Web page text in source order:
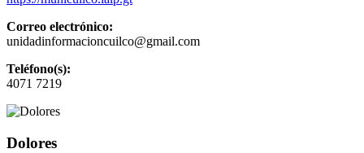
Correo electrónico:
unidadinformacioncuilco@gmail.com
Teléfono(s):
4071 7219
Dolores